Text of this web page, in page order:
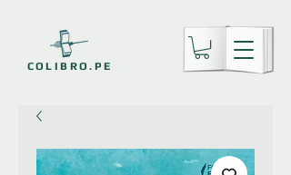
COLIBRO.PE